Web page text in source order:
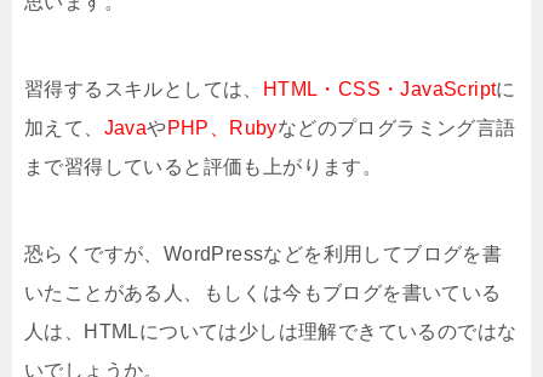
習得するスキルとしては、 HTML・CSS・JavaScriptに
加えて、 JavaやPHP、Rubyなどのプログラミング言語
まで習得していると評価も上がります。
恐らくですが、WordPressなどを利用してブログを書
いたことがある人、もしくは今もブログを書いている
人は、HTMLについては少しは理解できているのではな
いでしょうか。